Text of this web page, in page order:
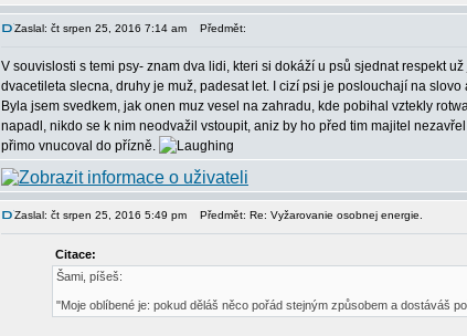
Zaslal: čt srpen 25, 2016 7:14 am Předmět:
V souvislosti s temi psy- znam dva lidi, kteri si dokáží u psů sjednat respekt
dvacetileta slecna, druhy je muž, padesat let. I cizí psi je poslouchají na
Byla jsem svedkem, jak onen muz vesel na zahradu, kde pobihal vztekly
napadl, nikdo se k nim neodvažil vstoupit, aniz by ho před tim majitel
přimo vnucoval do přízně.
Zaslal: čt srpen 25, 2016 5:49 pm Předmět: Re: Vyžarovanie osobnej energie.
Citace:
Šami, píšeš:
"Moje oblíbené je: pokud děláš něco pořád stejným způsobem a dostáváš